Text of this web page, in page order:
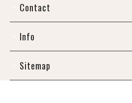
Contact
Info
Sitemap